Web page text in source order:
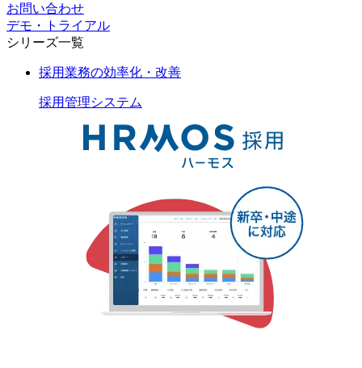
お問い合わせ
デモ・トライアル
シリーズ一覧
採用業務の効率化・改善
採用管理システム